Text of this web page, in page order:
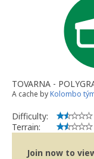
TOVARNA -
A cache byKolombo
Difficulty:
Terrain:
Join now to